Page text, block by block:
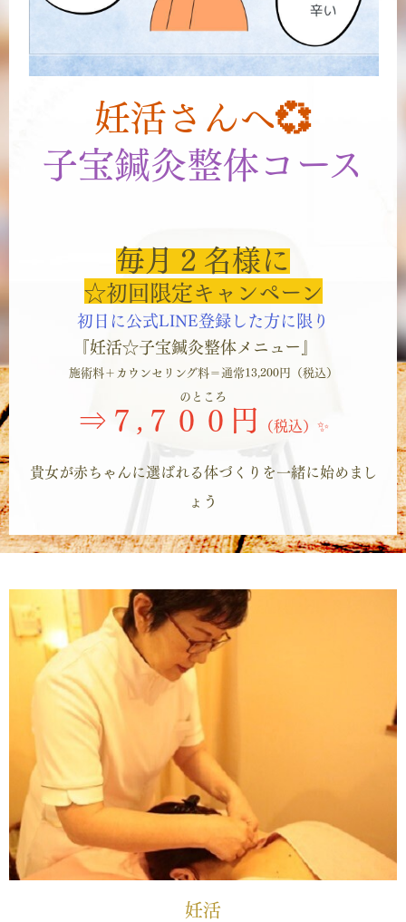
妊活さんへ💞
子宝鍼灸整体コース
毎月２名様に
☆初回限定キャンペーン
初日に公式LINE登録した方に限り
『妊活☆子宝鍼灸整体メニュー』
施術料＋カウンセリング料＝通常13,200円（税込）
のところ
⇒７,７００円 （税込）✨
貴女が赤ちゃんに選ばれる体づくりを一緒に始めまし
ょう
妊活